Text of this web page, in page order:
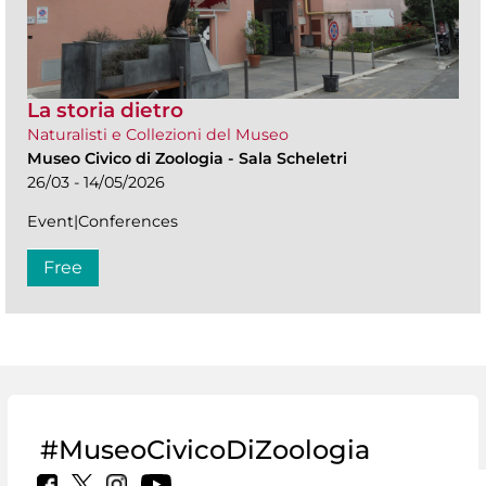
La storia dietro
Naturalisti e Collezioni del Museo
Museo Civico di Zoologia - Sala Scheletri
26/03 - 14/05/2026
Event|Conferences
Free
#MuseoCivicoDiZoologia